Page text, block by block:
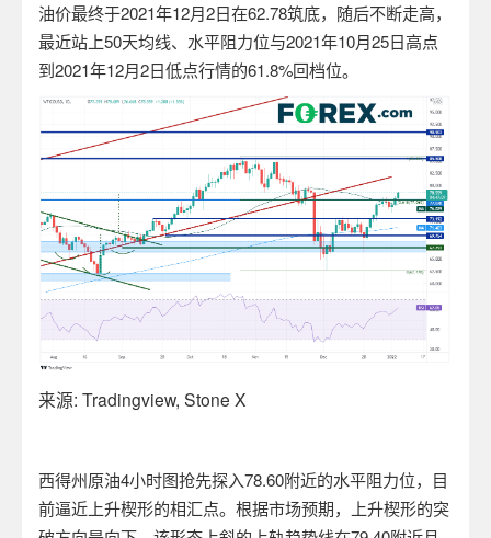
油价最终于2021年12月2日在62.78筑底，随后不断走高，
最近站上50天均线、水平阻力位与2021年10月25日高点
到2021年12月2日低点行情的61.8%回档位。
来源: Tradingview, Stone X
西得州原油4小时图抢先探入78.60附近的水平阻力位，目
前逼近上升楔形的相汇点。根据市场预期，上升楔形的突